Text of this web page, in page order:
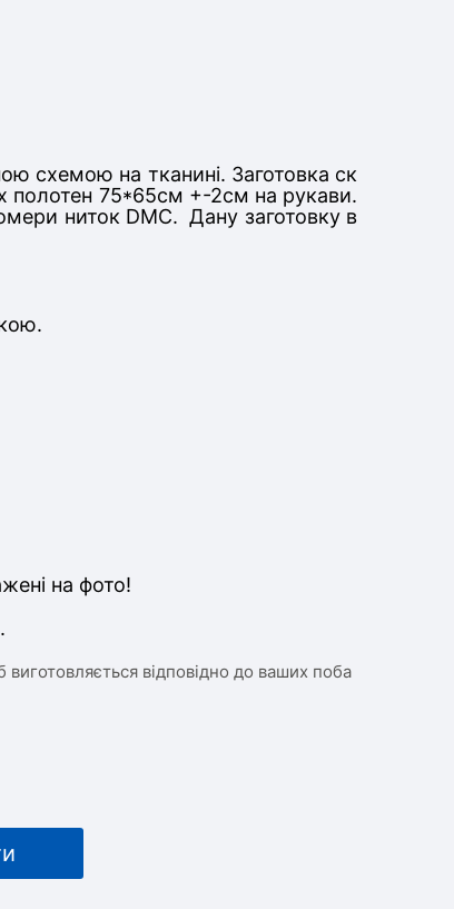
схемою на тканині. Заготовка ск
полотен 75*65см +-2см на рукави.
ниток DMC. Дану заготовку в
на фото!
відповідно до ваших поба